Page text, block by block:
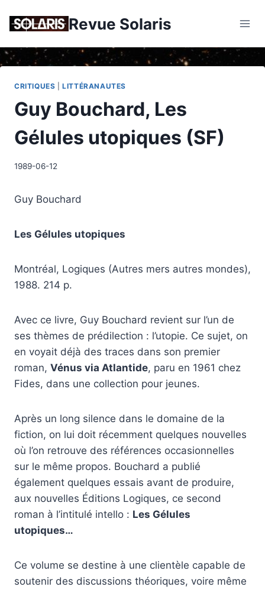
Revue Solaris
CRITIQUES |LITTÉRANAUTES
Guy Bouchard, Les
Gélules utopiques (SF)
1989-06-12
Guy Bouchard
Les Gélules utopiques
Montréal, Logiques (Autres mers autres mondes),
1988. 214 p.
Avec ce livre, Guy Bouchard revient sur l’un de
ses thèmes de prédilection : l’utopie. Ce sujet, on
en voyait déjà des traces dans son premier
roman, Vénus via Atlantide, paru en 1961 chez
Fides, dans une collection pour jeunes.
Après un long silence dans le domaine de la
fiction, on lui doit récemment quelques nouvelles
où l’on retrouve des références occasionnelles
sur le même propos. Bouchard a publié
également quelques essais avant de produire,
aux nouvelles Éditions Logiques, ce second
roman à l’intitulé intello : Les Gélules
utopiques…
Ce volume se destine à une clientèle capable de
soutenir des discussions théoriques, voire même